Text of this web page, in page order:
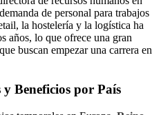
de personal para trabajos
la hostelería y la logística ha
años, lo que ofrece una gran
buscan empezar una carrera en
Beneficios por País